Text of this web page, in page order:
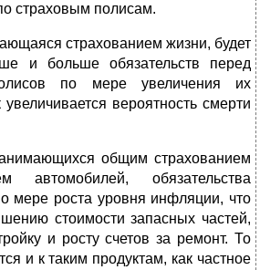
страховым полисам.
страхованием жизни, будет
и больше обязательств перед
по мере увеличения их
увеличивается вероятность смерти
общим страхованием
автомобилей, обязательства
мере роста уровня инфляции, что
стоимости запасных частей,
и росту счетов за ремонт. То
и к таким продуктам, как частное